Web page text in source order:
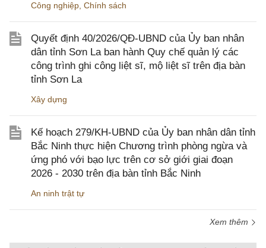
Công nghiệp Chính sách
Quyết định 40/2026/QĐ-UBND của Ủy ban nhân
dân tỉnh Sơn La ban hành Quy chế quản lý các
công trình ghi công liệt sĩ, mộ liệt sĩ trên địa bàn
tỉnh Sơn La
Xây dựng
Kế hoạch 279/KH-UBND của Ủy ban nhân dân tỉnh
Bắc Ninh thực hiện Chương trình phòng ngừa và
ứng phó với bạo lực trên cơ sở giới giai đoạn
2026 - 2030 trên địa bàn tỉnh Bắc Ninh
An ninh trật tự
Xem thêm